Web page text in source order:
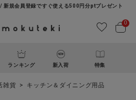
規会員登録ですぐ使える500円分ptプレゼント
0
ランキング 新入荷 特集
雑貨
キッチン＆ダイニング用品